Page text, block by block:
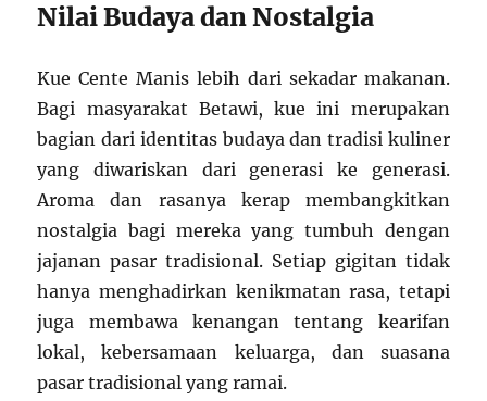
Nilai Budaya dan Nostalgia
Kue Cente Manis lebih dari sekadar makanan.
Bagi masyarakat Betawi, kue ini merupakan
bagian dari identitas budaya dan tradisi kuliner
yang diwariskan dari generasi ke generasi.
Aroma dan rasanya kerap membangkitkan
nostalgia bagi mereka yang tumbuh dengan
jajanan pasar tradisional. Setiap gigitan tidak
hanya menghadirkan kenikmatan rasa, tetapi
juga membawa kenangan tentang kearifan
lokal, kebersamaan keluarga, dan suasana
pasar tradisional yang ramai.